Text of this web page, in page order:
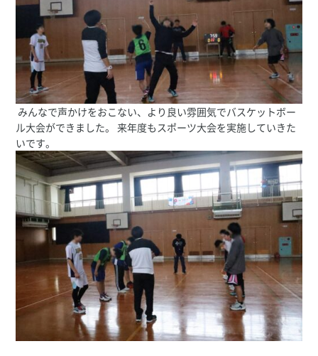
みんなで声かけをおこない、より良い雰囲気でバスケットボー
ル大会ができました。 来年度もスポーツ大会を実施していきた
いです。